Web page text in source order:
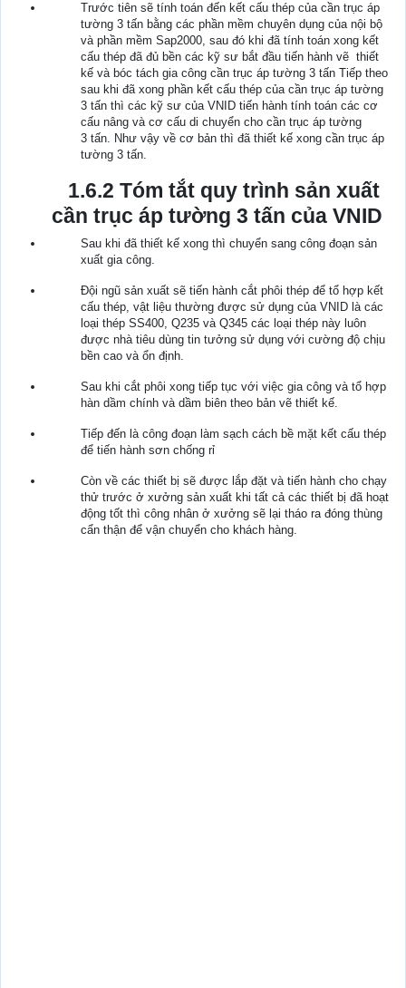
Trước tiên sẽ tính toán đến kết cấu thép của cần trục áp
tường 3 tấn bằng các phần mềm chuyên dụng của nội bộ
và phần mềm Sap2000, sau đó khi đã tính toán xong kết
cấu thép đã đủ bền các kỹ sư bắt đầu tiến hành vẽ thiết
kế và bóc tách gia công cần trục áp tường 3 tấn Tiếp theo
sau khi đã xong phần kết cấu thép của cần trục áp tường
3 tấn thì các kỹ sư của VNID tiến hành tính toán các cơ
cấu nâng và cơ cấu di chuyển cho cần trục áp tường
3 tấn. Như vậy về cơ bản thì đã thiết kế xong cần trục áp
tường 3 tấn.
1.6.2 Tóm tắt quy trình sản xuất
cần trục áp tường 3 tấn của VNID
Sau khi đã thiết kế xong thì chuyển sang công đoạn sản
xuất gia công.
Đội ngũ sản xuất sẽ tiến hành cắt phôi thép để tổ hợp kết
cấu thép, vật liệu thường được sử dụng của VNID là các
loại thép SS400, Q235 và Q345 các loại thép này luôn
được nhà tiêu dùng tin tưởng sử dụng với cường độ chịu
bền cao và ổn định.
Sau khi cắt phôi xong tiếp tục với việc gia công và tổ hợp
hàn dầm chính và dầm biên theo bản vẽ thiết kế.
Tiếp đến là công đoạn làm sạch cách bề mặt kết cấu thép
để tiến hành sơn chống rỉ
Còn về các thiết bị sẽ được lắp đặt và tiến hành cho chạy
thử trước ở xưởng sản xuất khi tất cả các thiết bị đã hoạt
động tốt thì công nhân ở xưởng sẽ lại tháo ra đóng thùng
cẩn thận để vận chuyển cho khách hàng.